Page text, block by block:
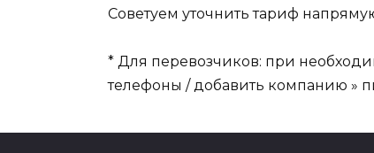
Советуем уточнить тариф
* Для перевозчиков: при
телефоны / добавить компанию »